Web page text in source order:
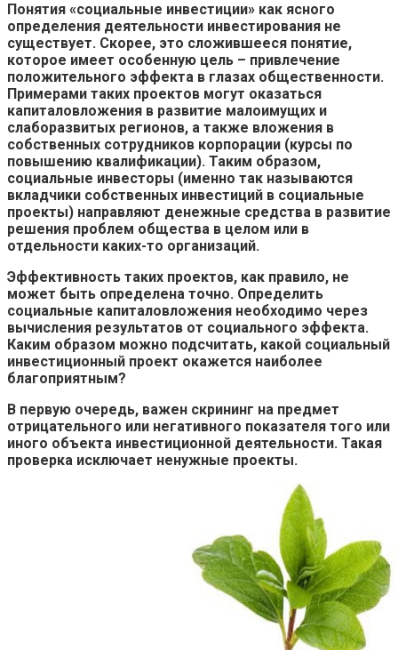
Понятия «социальные инвестиции» как ясного
определения деятельности инвестирования не
существует. Скорее, это сложившееся понятие,
которое имеет особенную цель – привлечение
положительного эффекта в глазах общественности.
Примерами таких проектов могут оказаться
капиталовложения в развитие малоимущих и
слаборазвитых регионов, а также вложения в
собственных сотрудников корпорации (курсы по
повышению квалификации). Таким образом,
социальные инвесторы (именно так называются
вкладчики собственных инвестиций в социальные
проекты) направляют денежные средства в развитие
решения проблем общества в целом или в
отдельности каких-то организаций.
Эффективность таких проектов, как правило, не
может быть определена точно. Определить
социальные капиталовложения необходимо через
вычисления результатов от социального эффекта.
Каким образом можно подсчитать, какой социальный
инвестиционный проект окажется наиболее
благоприятным?
В первую очередь, важен скрининг на предмет
отрицательного или негативного показателя того или
иного объекта инвестиционной деятельности. Такая
проверка исключает ненужные проекты.